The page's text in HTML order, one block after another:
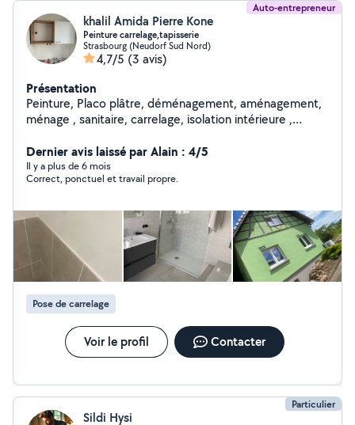
Auto-entrepreneur
khalil Amida Pierre Kone
Peinture carrelage,tapisserie
Strasbourg (Neudorf Sud Nord)
4,7/5 (3 avis)
Présentation
Peinture, Placo plâtre, déménagement, aménagement,
ménage , sanitaire, carrelage, isolation intérieure ,
Dernier avis laissé par Alain : 4/5
Il y a plus de 6 mois
Correct, ponctuel et travail propre.
Pose de carrelage
Voir le profil Contacter
Particulier
Sildi Hysi